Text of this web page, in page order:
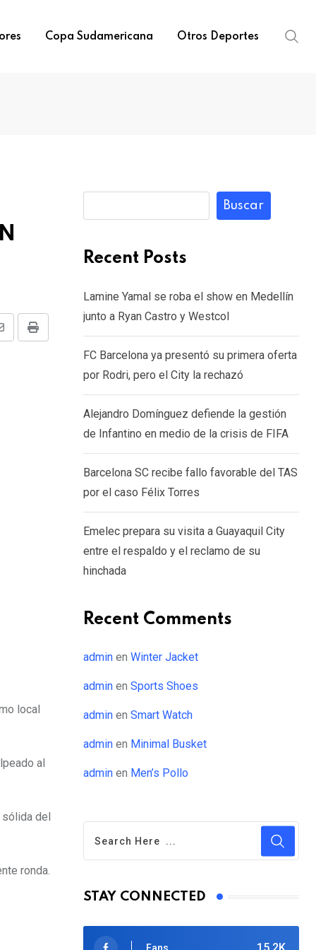
Copa Sudamericana Otros Deportes
Print
local
al
sólida del
ronda.
Buscar
Recent Posts
Lamine Yamal se roba el show en Medellín
junto a Ryan Castro y Westcol
FC Barcelona ya presentó su primera oferta
por Rodri, pero el City la rechazó
Alejandro Domínguez defiende la gestión
de Infantino en medio de la crisis de FIFA
Barcelona SC recibe fallo favorable del TAS
por el caso Félix Torres
Emelec prepara su visita a Guayaquil City
entre el respaldo y el reclamo de su
hinchada
Recent Comments
admin en Winter Jacket
admin en Sports Shoes
admin en Smart Watch
admin en Minimal Busket
admin en Men’s Pollo
STAY CONNECTED